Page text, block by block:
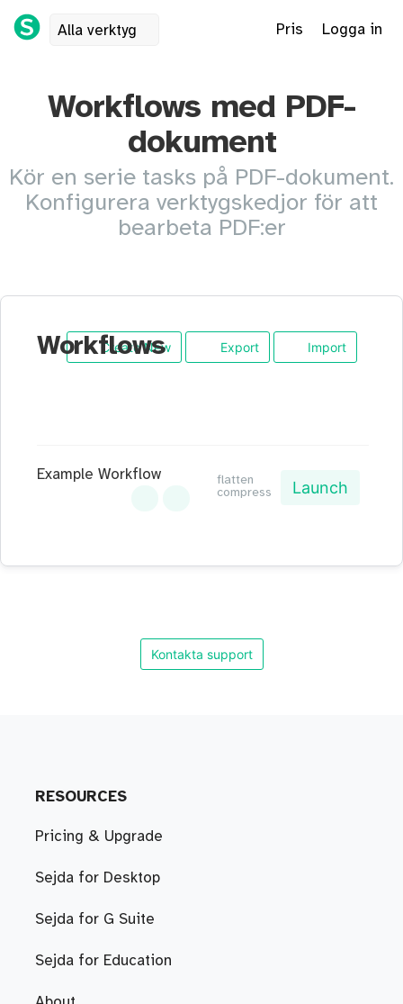
Alla verktyg Pris Logga in
Workflows med PDF-
dokument
Kör en serie tasks på PDF-dokument.
Konfigurera verktygskedjor för att
bearbeta PDF:er
Workflows
Create New Export Import
Example Workflow
flatten
compress
Launch
Kontakta support
RESOURCES
Pricing & Upgrade
Sejda for Desktop
Sejda for G Suite
Sejda for Education